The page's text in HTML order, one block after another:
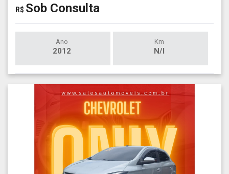
R$ Sob Consulta
Ano
2012
Km
N/I